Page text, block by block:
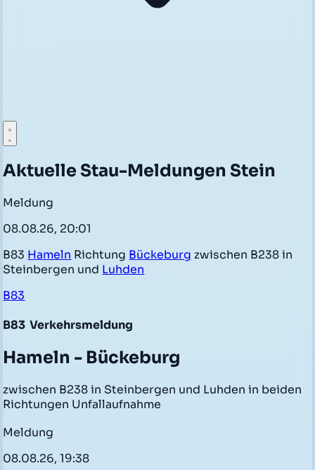
Aktuelle Stau-Meldungen Stein
Meldung
08.08.26, 20:01
B83 Hameln Richtung Bückeburg zwischen B238 in
Steinbergen und Luhden
B83
B83 Verkehrsmeldung
Hameln - Bückeburg
zwischen B238 in Steinbergen und Luhden in beiden
Richtungen Unfallaufnahme
Meldung
08.08.26, 19:38